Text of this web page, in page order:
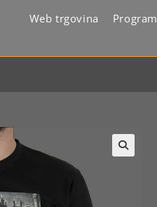
Web trgovina